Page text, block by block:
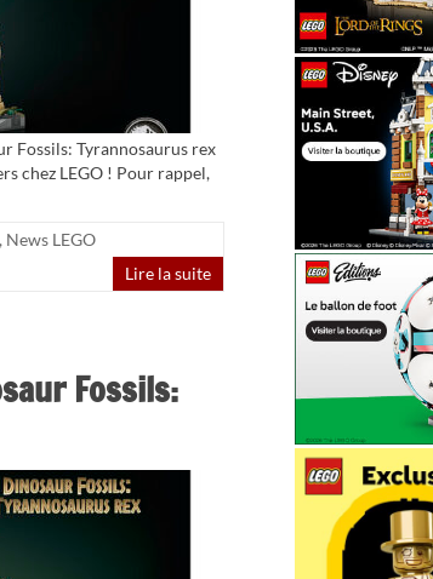
Fossils: Tyrannosaurus rex
chez LEGO ! Pour rappel,
, News LEGO
Lire la suite
Fossils: